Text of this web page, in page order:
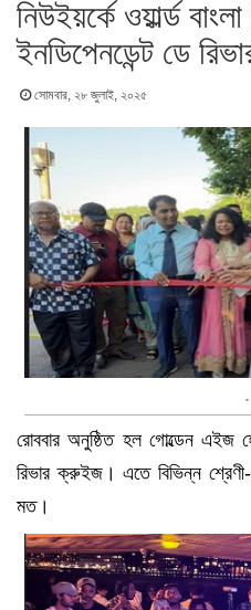
নিউইয়র্কে ওয়ার্ল্ড
ইনডিপেনডেন্ট ডে
সোমবার, ২৮ জুলাই, ২০২৫
.
রোববার অনুষ্ঠিত হল গোল্ডেন এইজ
রিভার ক্রুইজ। এতে বিভিন্ন
মত।